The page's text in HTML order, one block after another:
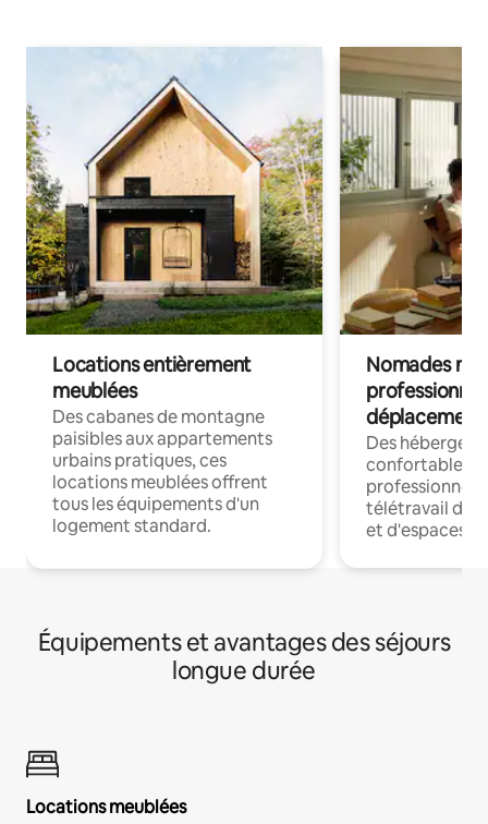
Locations entièrement
meublées
Des cabanes de montagne
paisibles aux appartements
urbains pratiques, ces
locations meublées offrent
tous les équipements d'un
logement standard.
Nomades
déplacement
Des
confortables
professionnels
télétravail
et d'espaces
Équipements et avantages des séjours
longue durée
Locations meublées